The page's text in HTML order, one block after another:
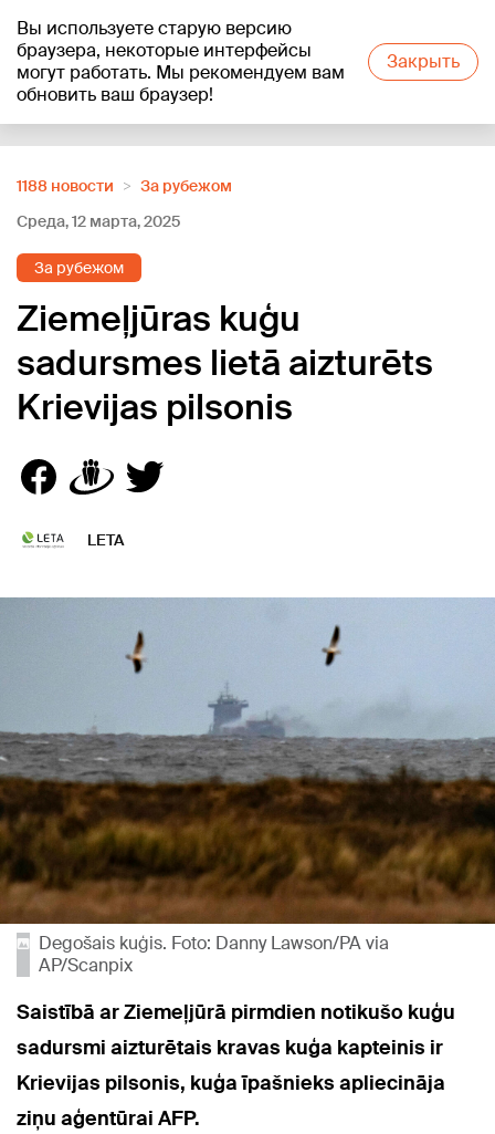
Вы используете старую версию
браузера, некоторые интерфейсы
могут работать. Мы рекомендуем вам
обновить ваш браузер!
Закрыть
+25°C
1188 новости
За рубежом
Среда, 12 марта, 2025
За рубежом
Ziemeļjūras kuģu
sadursmes lietā aizturēts
Krievijas pilsonis
LETA
Degošais kuģis. Foto: Danny Lawson/PA via
AP/Scanpix
Saistībā ar Ziemeļjūrā pirmdien notikušo kuģu
sadursmi aizturētais kravas kuģa kapteinis ir
Krievijas pilsonis, kuģa īpašnieks apliecināja
ziņu aģentūrai AFP.